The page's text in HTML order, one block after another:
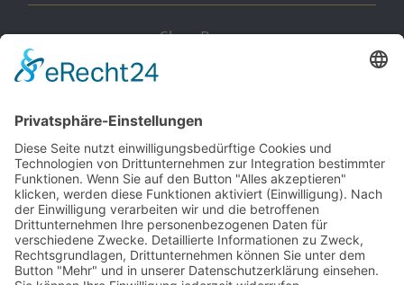
Claus Bruns
Yachtausstattung
D-28719 Bremen, Germany
Tel: +49 421 63 17 75
Fax: +49 421 63 65 150
www.bruns-deco.com
info@bruns-deco.de